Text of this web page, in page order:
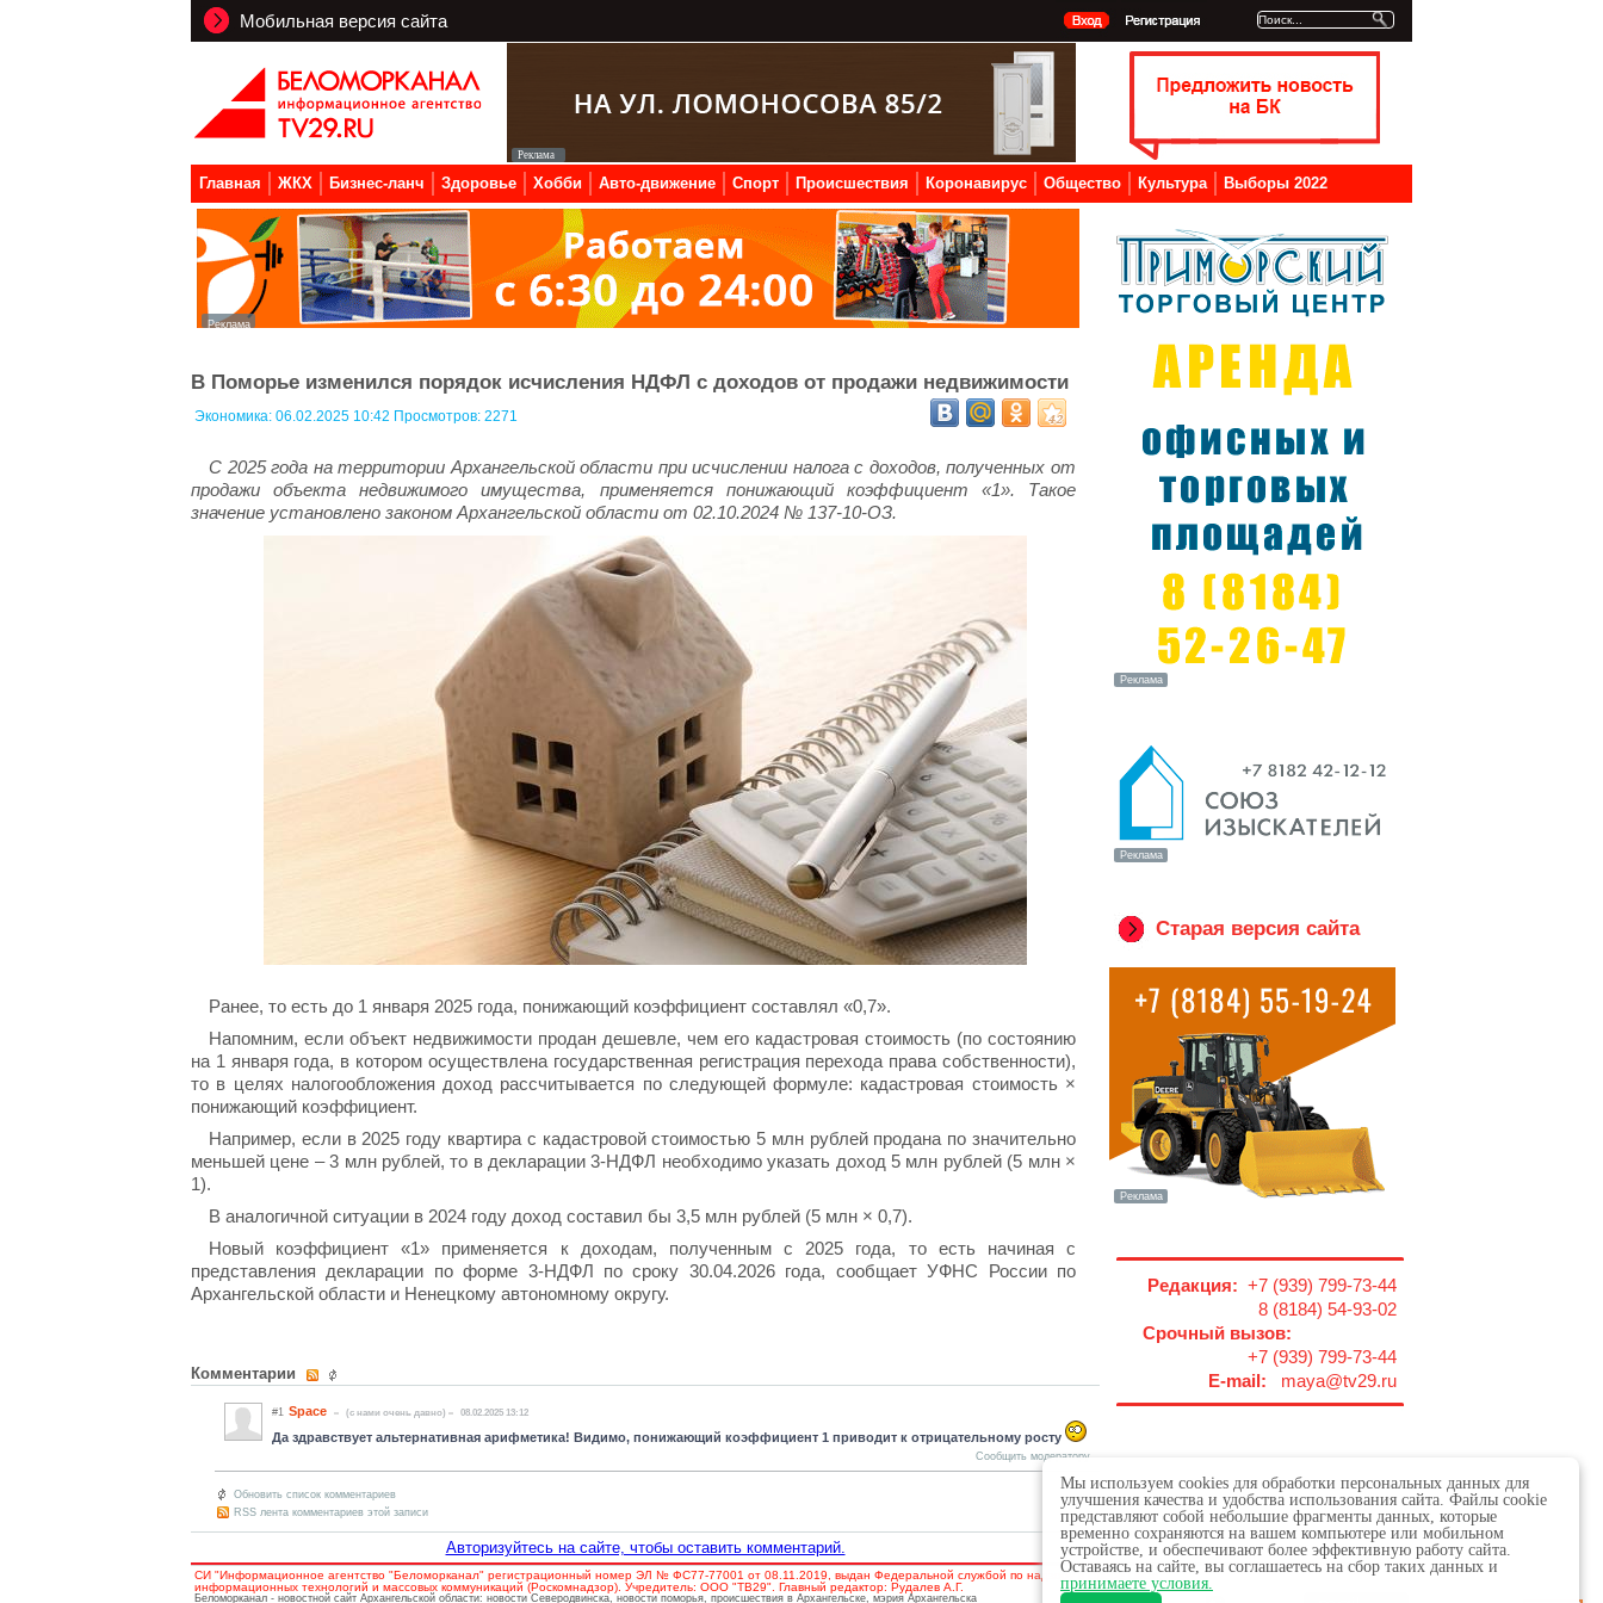
Мобильная версия сайта
Главная ЖКХ Бизнес-ланч Здоровье Хобби Авто-движение Спорт Происшествия Коронавирус Общество Культура Выборы 2022
В Поморье изменился порядок исчисления НДФЛ с доходов от продажи недвижимости
Экономика: 06.02.2025 10:42 Просмотров: 2271
С 2025 года на территории Архангельской области при исчислении налога с доходов, полученных от
продажи объекта недвижимого имущества, применяется понижающий коэффициент «1». Такое
значение установлено законом Архангельской области от 02.10.2024 № 137-10-ОЗ.
Ранее, то есть до 1 января 2025 года, понижающий коэффициент составлял «0,7».
Напомним, если объект недвижимости продан дешевле, чем его кадастровая стоимость (по состоянию
на 1 января года, в котором осуществлена государственная регистрация перехода права собственности),
то в целях налогообложения доход рассчитывается по следующей формуле: кадастровая стоимость ×
понижающий коэффициент.
Например, если в 2025 году квартира с кадастровой стоимостью 5 млн рублей продана по значительно
меньшей цене – 3 млн рублей, то в декларации 3-НДФЛ необходимо указать доход 5 млн рублей (5 млн ×
1).
В аналогичной ситуации в 2024 году доход составил бы 3,5 млн рублей (5 млн × 0,7).
Новый коэффициент «1» применяется к доходам, полученным с 2025 года, то есть начиная с
представления декларации по форме 3-НДФЛ по сроку 30.04.2026 года, сообщает УФНС России по
Архангельской области и Ненецкому автономному округу.
Комментарии
#1 Space (c нами очень давно) 08.02.2025 13:12
Да здравствует альтернативная арифметика! Видимо, понижающий коэффициент 1 приводит к отрицательному росту
Сообщить модератору
Обновить список комментариев
RSS лента комментариев этой записи
Авторизуйтесь на сайте, чтобы оставить комментарий.
Старая версия сайта
Редакция: +7 (939) 799-73-44
8 (8184) 54-93-02
Срочный вызов:
+7 (939) 799-73-44
E-mail: maya@tv29.ru
СИ "Информационное агентство "Беломорканал" регистрационный номер ЭЛ № ФС77-77001 от 08.11.2019, выдан Федеральной службой по надзору в сфере связи,
информационных технологий и массовых коммуникаций (Роскомнадзор). Учредитель: ООО "ТВ29". Главный редактор: Рудалев А.Г.
Беломорканал - новостной сайт Архангельской области: новости Северодвинска, новости поморья, происшествия в Архангельске, мэрия Архангельска
Мы используем cookies для обработки персональных данных для
улучшения качества и удобства использования сайта. Файлы cookie
представляют собой небольшие фрагменты данных, которые
временно сохраняются на вашем компьютере или мобильном
устройстве, и обеспечивают более эффективную работу сайта.
Оставаясь на сайте, вы соглашаетесь на сбор таких данных и
принимаете условия.